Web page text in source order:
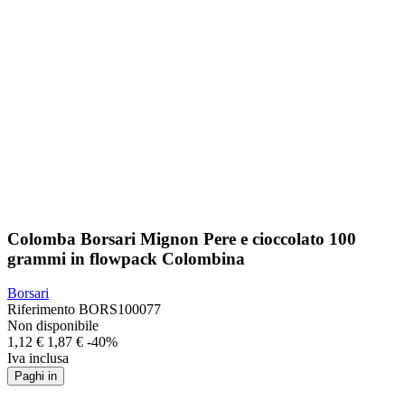
Colomba Borsari Mignon Pere e cioccolato 100
grammi in flowpack Colombina
Borsari
Riferimento BORS100077
Non disponibile
1,12 € 1,87 € -40%
Iva inclusa
Paghi in